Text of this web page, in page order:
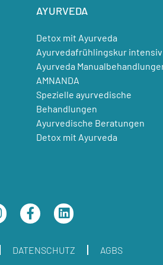
AYURVEDA
Detox mit Ayurveda
Ayurvedafrühlingskur intensiv
Ayurveda
AMNANDA
Spezielle ayurvedische
Behandlungen
Ayurvedische Beratungen
Detox mit Ayurveda
DATENSCHUTZ AGBS